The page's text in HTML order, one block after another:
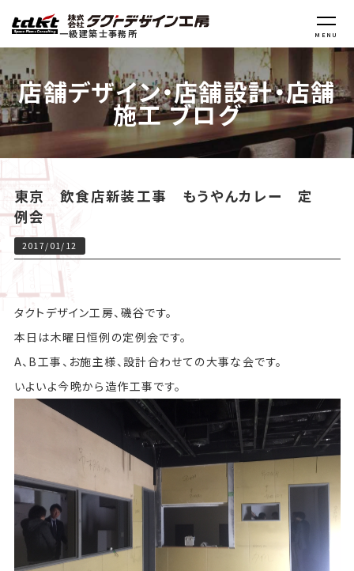
一級建築士事務所 MENU
店舗デザイン・店舗設計・店舗
施工 ブログ
東京 飲食店新装工事 もうやんカレー 定
例会
2017/01/12
タクトデザイン工房、磯谷です。
本日は木曜日恒例の定例会です。
A、B工事、お施主様、設計合わせての大事な会です。
いよいよ今晩から造作工事です。